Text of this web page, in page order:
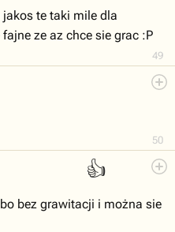
49
te taki mile dla
ze az chce sie grac :P
50
👍
bez grawitacji i można sie